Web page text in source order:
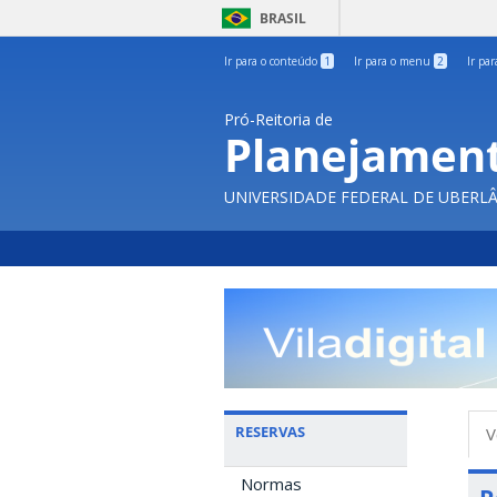
BRASIL
Ir para o conteúdo 1 Ir para o menu 2 Ir
Pró-Reitoria de
UNIVERSIDADE FEDERAL DE
RESERVAS
Normas